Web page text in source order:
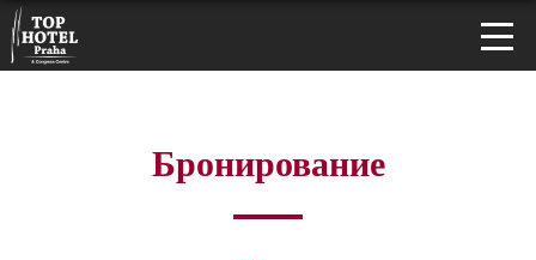
Бронирование